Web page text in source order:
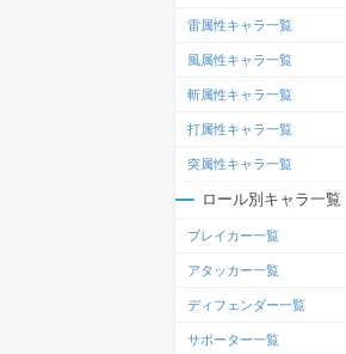
雷属性キャラ一覧
風属性キャラ一覧
斬属性キャラ一覧
打属性キャラ一覧
突属性キャラ一覧
ロール別キャラ一覧
ブレイカー一覧
アタッカー一覧
ディフェンダー一覧
サポーター一覧